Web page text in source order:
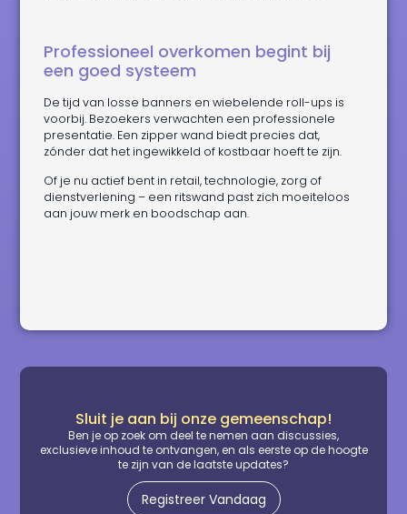
Professioneel overkomen begint bij
een goed systeem
De tijd van losse banners en wiebelende roll-ups is
voorbij. Bezoekers verwachten een professionele
presentatie. Een zipper wand biedt precies dat,
zónder dat het ingewikkeld of kostbaar hoeft te zijn.
Of je nu actief bent in retail, technologie, zorg of
dienstverlening – een ritswand past zich moeiteloos
aan jouw merk en boodschap aan.
Sluit je aan bij onze gemeenschap!
Ben je op zoek om deel te nemen aan discussies,
exclusieve inhoud te ontvangen, en als eerste op de hoogte
te zijn van de laatste updates?
Registreer Vandaag